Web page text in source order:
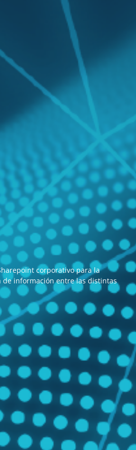
corporativo para la
información entre las distintas